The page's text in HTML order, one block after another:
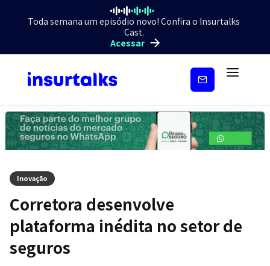
Toda semana um episódio novo! Confira o Insurtalks
Cast.
Acessar
Inscreva-
Inovação
Corretora desenvolve
plataforma inédita no setor de
seguros